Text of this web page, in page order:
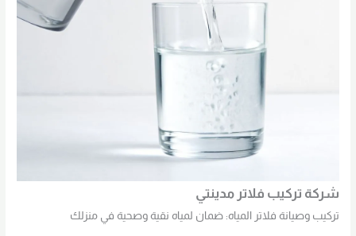
شركة تركيب فلاتر مدينتي
تركيب وصيانة فلاتر المياه: ضمان لمياه نقية وصحية في منزلك